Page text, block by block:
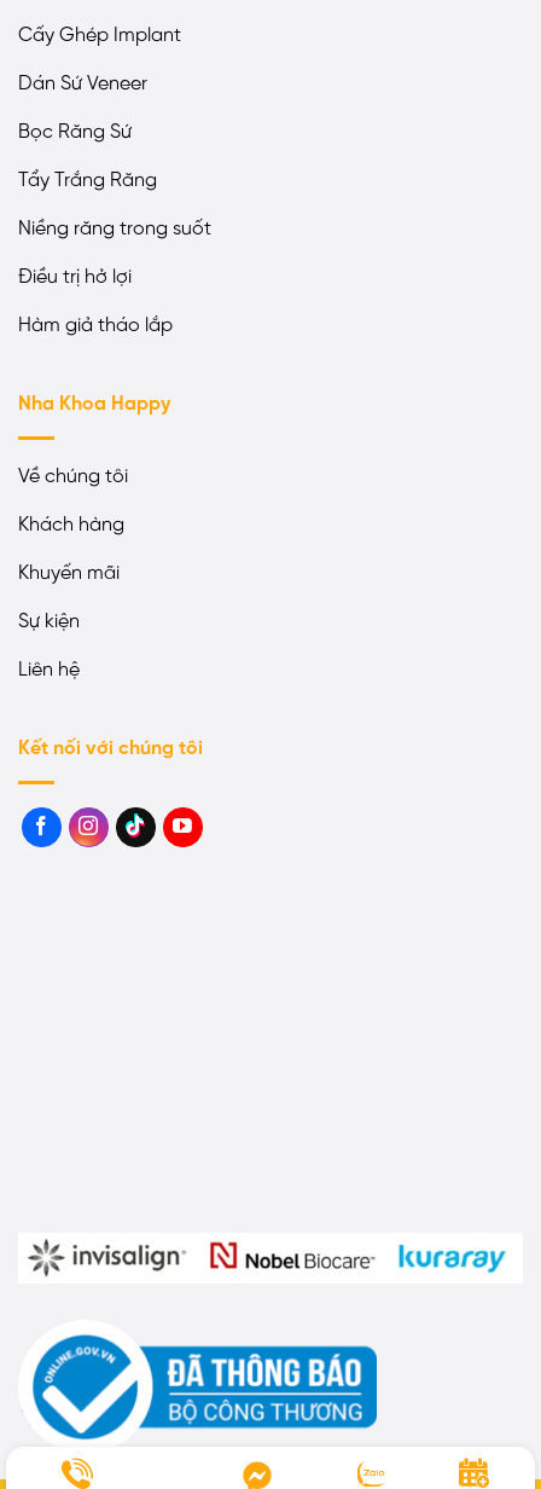
Cấy Ghép Implant
Dán Sứ Veneer
Bọc Răng Sứ
Tẩy Trắng Răng
Niềng răng trong suốt
Điều trị hở lợi
Hàm giả tháo lắp
Nha Khoa Happy
Về chúng tôi
Khách hàng
Khuyến mãi
Sự kiện
Liên hệ
Kết nối với chúng tôi